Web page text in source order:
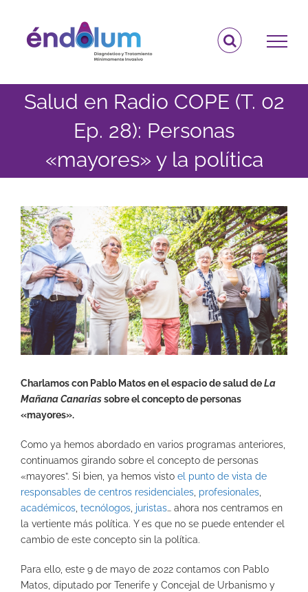
contenido
Salud en Radio COPE (T. 02
Ep. 28): Personas
«mayores» y la política
Ver
imagen
más
grande
Charlamos con Pablo Matos en el espacio de salud deLa
Mañana Canariassobre el concepto de personas
«mayores».
Como ya hemos abordado en varios programas anteriores,
continuamos girando sobre el concepto de personas
«mayores”. Si bien, ya hemos visto el punto de vista de
responsables de centros residenciales, profesionales,
académicos, tecnólogos, juristas… ahora nos centramos en
la vertiente más política. Y es que no se puede entender el
cambio de este concepto sin la política.
Para ello, este 9 de mayo de 2022 contamos con Pablo
Matos, diputado por Tenerife y Concejal de Urbanismo y